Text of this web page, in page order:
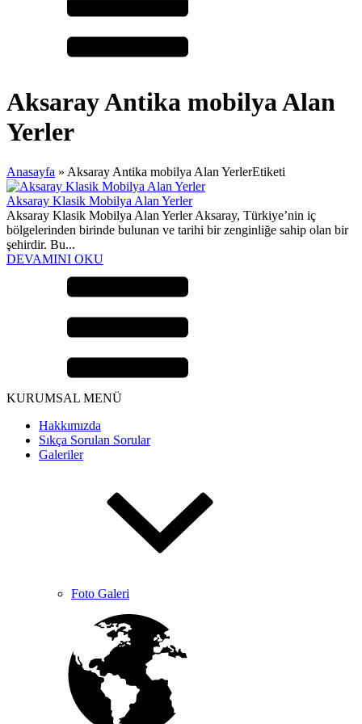
Aksaray Antika mobilya Alan
Yerler
Anasayfa » Aksaray Antika mobilya Alan YerlerEtiketi
Aksaray Klasik Mobilya Alan Yerler
Aksaray Klasik Mobilya Alan Yerler Aksaray, Türkiye’nin iç
bölgelerinden birinde bulunan ve tarihi bir zenginliğe sahip olan bir
şehirdir. Bu...
DEVAMINI OKU
KURUMSAL MENÜ
Hakkımızda
Sıkça Sorulan Sorular
Galeriler
Foto Galeri